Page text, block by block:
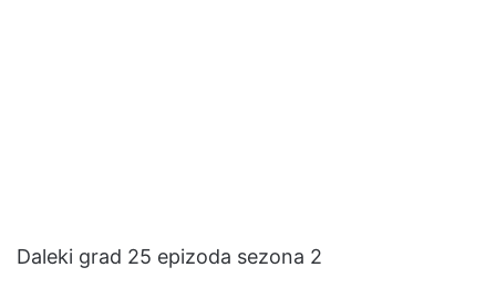
Daleki grad 25 epizoda sezona 2